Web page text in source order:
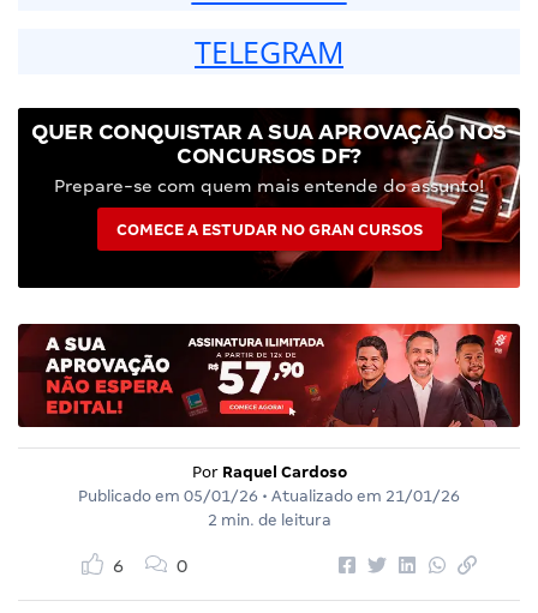
TELEGRAM
QUER CONQUISTAR A SUA APROVAÇÃO NOS
CONCURSOS DF?
Prepare-se com quem mais entende do assunto!
COMECE A ESTUDAR NO GRAN CURSOS
Por Raquel Cardoso
Publicado em 05/01/26 • Atualizado em 21/01/26
2 min. de leitura
6 0